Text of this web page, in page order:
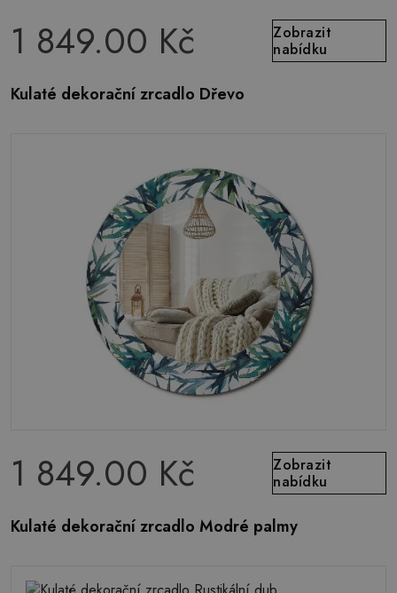
1 849.00 Kč
Zobrazit
nabídku
Kulaté dekorační zrcadlo Dřevo
1 849.00 Kč
Zobrazit
nabídku
Kulaté dekorační zrcadlo Modré palmy